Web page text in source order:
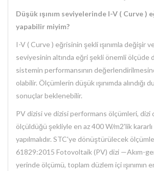
Düşük ışınım seviyelerinde I-V ( Curve )
yapabilir miyim?
I-V ( Curve ) eğrisinin şekli ışınımla değişir
seviyesinin altında eğri şekli önemli ölçüde
sistemin performansının
olabilir. Ölçümlerin düşük ışınımda alındığı
sonuçlar beklenebilir.
PV dizisi ve dizisi performans ölçümleri, dizi
ölçüldüğü şekliyle en az 400 W/m2'lik kararlı
yapılmalıdır. STC'ye dönüştürülecek
61829:2015 Fotovoltaik (PV) dizi —Akım-
yerinde ölçümü, toplam düzlem içi ışınımın